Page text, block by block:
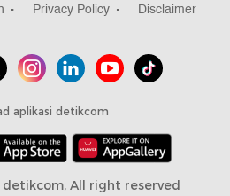
Privacy Policy Disclaimer
aplikasi detikcom
detikcom, All right reserved